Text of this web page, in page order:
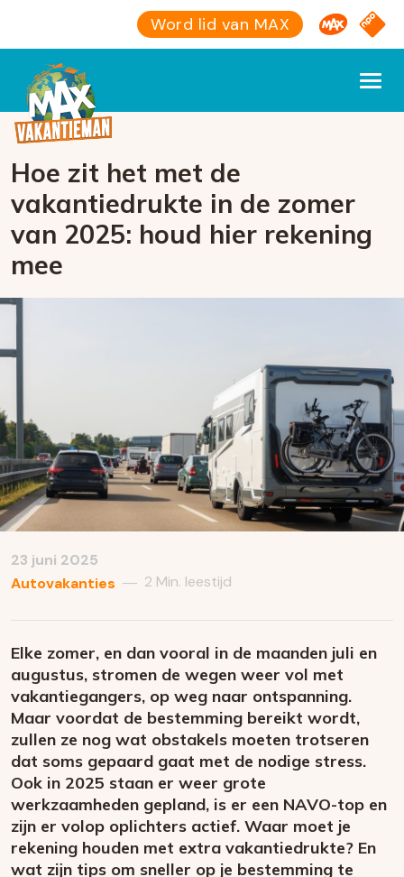
Word lid van MAX Omroep
NPO
Hoe zit het met de
vakantiedrukte in de zomer
van 2025: houd hier rekening
mee
23 juni 2025
Autovakanties — 2 Min. leestijd
Elke zomer, en dan vooral in de maanden juli en
augustus, stromen de wegen weer vol met
vakantiegangers, op weg naar ontspanning.
Maar voordat de bestemming bereikt wordt,
zullen ze nog wat obstakels moeten trotseren
dat soms gepaard gaat met de nodige stress.
Ook in 2025 staan er weer grote
werkzaamheden gepland, is er een NAVO-top en
zijn er volop oplichters actief. Waar moet je
rekening houden met extra vakantiedrukte? En
wat zijn tips om sneller op je bestemming te